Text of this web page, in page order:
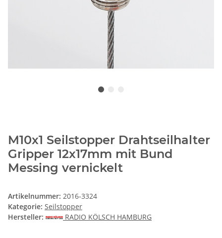
M10x1 Seilstopper Drahtseilhalter
Gripper 12x17mm mit Bund
Messing vernickelt
Artikelnummer: 2016-3324
Kategorie: Seilstopper
Hersteller:
RADIO KÖLSCH HAMBURG